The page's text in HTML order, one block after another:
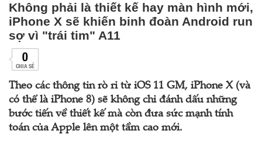
Không phải là thiết kế hay màn hình mới,
iPhone X sẽ khiến binh đoàn Android run
sợ vì "trái tim" A11
0
CHIA SẺ
Theo các thông tin rò rỉ từ iOS 11 GM, iPhone X (và
có thể là iPhone 8) sẽ không chỉ đánh dấu những
bước tiến về thiết kế mà còn đưa sức mạnh tính
toán của Apple lên một tầm cao mới.